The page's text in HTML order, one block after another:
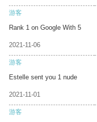
游客
Rank 1 on Google With 5
2021-11-06
游客
Estelle sent you 1 nude
2021-11-01
游客